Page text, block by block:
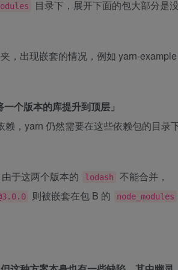
目录下，展开下面的包大部分是
，出现嵌套的情况，例如 yarn-example
一个版本的库提升到顶层」
赖，yarn 仍然需要在这些依赖包的目录
于这两个版本的 lodash 不能合并，
则被嵌套在包 B 的 node_modules